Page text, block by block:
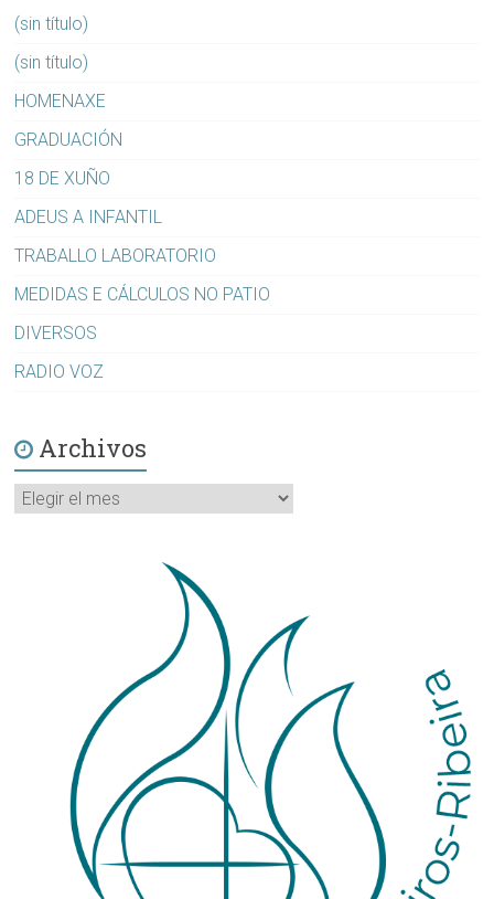
(sin título)
(sin título)
HOMENAXE
GRADUACIÓN
18 DE XUÑO
ADEUS A INFANTIL
TRABALLO LABORATORIO
MEDIDAS E CÁLCULOS NO PATIO
DIVERSOS
RADIO VOZ
Archivos
Archivos